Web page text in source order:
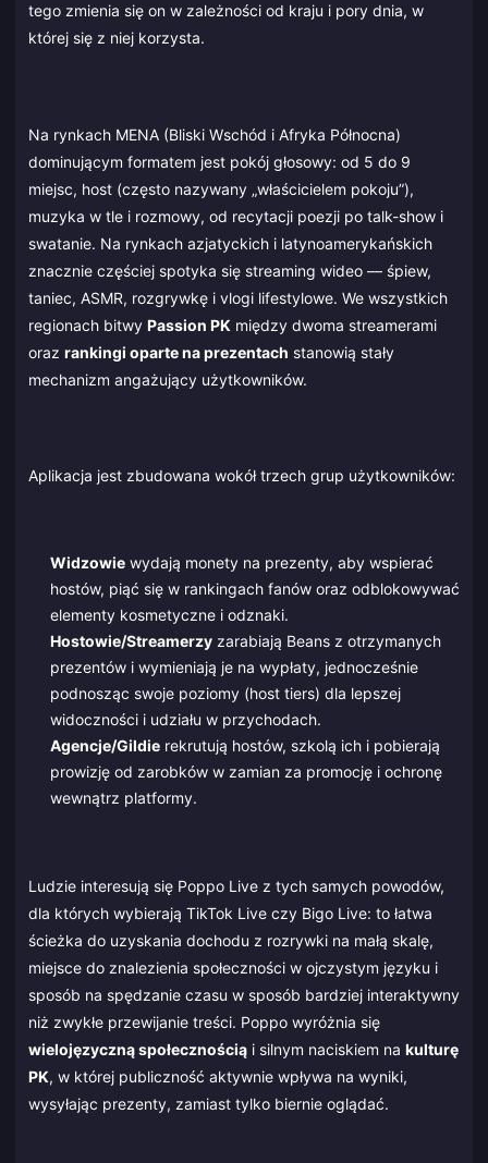
tego zmienia się on w zależności od kraju i pory dnia, w
której się z niej korzysta.
Na rynkach MENA (Bliski Wschód i Afryka Północna)
dominującym formatem jest pokój głosowy: od 5 do 9
miejsc, host (często nazywany „właścicielem pokoju”),
muzyka w tle i rozmowy, od recytacji poezji po talk-show i
swatanie. Na rynkach azjatyckich i latynoamerykańskich
znacznie częściej spotyka się streaming wideo — śpiew,
taniec, ASMR, rozgrywkę i vlogi lifestylowe. We wszystkich
regionach bitwy Passion PK między dwoma streamerami
oraz rankingi oparte na prezentach stanowią stały
mechanizm angażujący użytkowników.
Aplikacja jest zbudowana wokół trzech grup użytkowników:
Widzowiewydają monety na prezenty, aby wspierać
hostów, piąć się w rankingach fanów oraz odblokowywać
elementy kosmetyczne i odznaki.
Hostowie/Streamerzyzarabiają Beans z otrzymanych
prezentów i wymieniają je na wypłaty, jednocześnie
podnosząc swoje poziomy (host tiers) dla lepszej
widoczności i udziału w przychodach.
Agencje/Gildierekrutują hostów, szkolą ich i pobierają
prowizję od zarobków w zamian za promocję i ochronę
wewnątrz platformy.
Ludzie interesują się Poppo Live z tych samych powodów,
dla których wybierają TikTok Live czy Bigo Live: to łatwa
ścieżka do uzyskania dochodu z rozrywki na małą skalę,
miejsce do znalezienia społeczności w ojczystym języku i
sposób na spędzanie czasu w sposób bardziej interaktywny
niż zwykłe przewijanie treści. Poppo wyróżnia się
wielojęzyczną społecznością i silnym naciskiem na kulturę
PK, w której publiczność aktywnie wpływa na wyniki,
wysyłając prezenty, zamiast tylko biernie oglądać.